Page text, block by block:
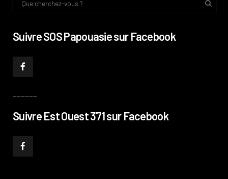
Suivre SOS Papouasie sur Facebook
Suivre Est Ouest 371 sur Facebook